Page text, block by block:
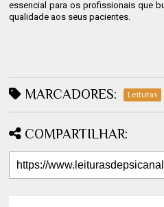
essencial para os profissionais que
qualidade aos seus pacientes.
MARCADORES: Leituras
COMPARTILHAR: